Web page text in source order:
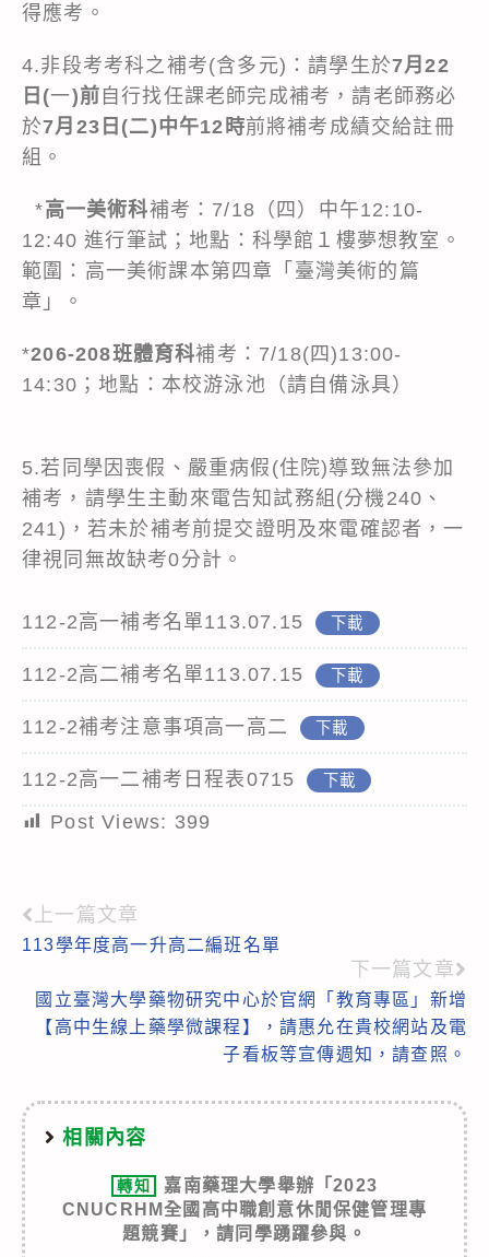
得應考。
4.非段考考科之補考(含多元)：請學生於7月22
日(一)前 自行找任課老師完成補考，請老師務必
於7月23日(二)中午12時前將補考成績交給註冊
組。
*高一美術科補考：7/18（四）中午12:10-
12:40 進行筆試；地點：科學館１樓夢想教室。
範圍：高一美術課本第四章「臺灣美術的篇
章」。
*206-208班體育科補考：7/18(四)13:00-
14:30；地點：本校游泳池（請自備泳具）
5.若同學因喪假、嚴重病假(住院)導致無法參加
補考，請學生主動來電告知試務組(分機240、
241)，若未於補考前提交證明及來電確認者，一
律視同無故缺考0分計。
112-2高一補考名單113.07.15 下載
112-2高二補考名單113.07.15 下載
112-2補考注意事項高一高二 下載
112-2高一二補考日程表0715 下載
Post Views: 399
Read
more
articles
上一篇文章
113學年度高一升高二編班名單
下一篇文章
國立臺灣大學藥物研究中心於官網「教育專區」新增
【高中生線上藥學微課程】，請惠允在貴校網站及電
子看板等宣傳週知，請查照。
相關內容
轉知
嘉南藥理大學舉辦「2023
CNUCRHM全國高中職創意休閒保健管理專
題競賽」，請同學踴躍參與。